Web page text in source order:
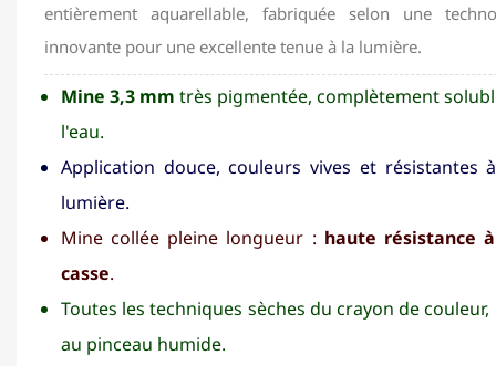
entièrement aquarellable, fabriquée selon une
innovante pour une excellente tenue à la lumière.
Mine 3,3 mm très pigmentée, complètement
l'eau.
Application douce, couleurs vives et résistantes
lumière.
Mine collée pleine longueur : haute résistance
casse.
Toutes les techniques sèches du crayon de
au pinceau humide.